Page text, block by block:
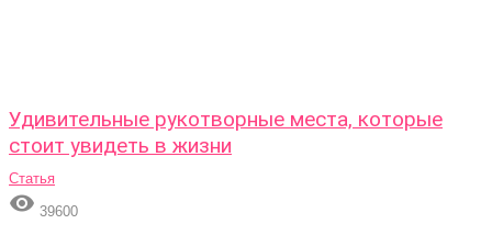
Удивительные рукотворные места, которые
стоит увидеть в жизни
Статья
 39600